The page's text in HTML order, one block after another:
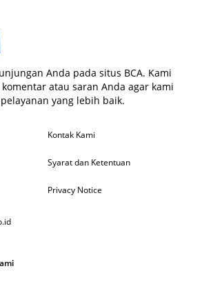
Anda pada situs BCA. Kami
atau saran Anda agar kami
yang lebih baik.
Kontak Kami
Syarat dan Ketentuan
Privacy Notice